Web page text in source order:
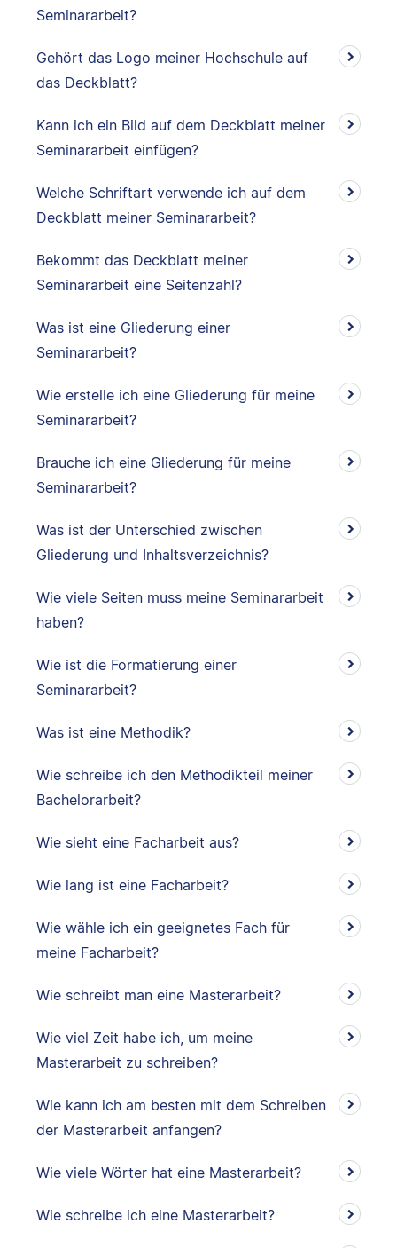
Seminararbeit?
Gehört das Logo meiner Hochschule auf
das Deckblatt?
Kann ich ein Bild auf dem Deckblatt meiner
Seminararbeit einfügen?
Welche Schriftart verwende ich auf dem
Deckblatt meiner Seminararbeit?
Bekommt das Deckblatt meiner
Seminararbeit eine Seitenzahl?
Was ist eine Gliederung einer
Seminararbeit?
Wie erstelle ich eine Gliederung für meine
Seminararbeit?
Brauche ich eine Gliederung für meine
Seminararbeit?
Was ist der Unterschied zwischen
Gliederung und Inhaltsverzeichnis?
Wie viele Seiten muss meine Seminararbeit
haben?
Wie ist die Formatierung einer
Seminararbeit?
Was ist eine Methodik?
Wie schreibe ich den Methodikteil meiner
Bachelorarbeit?
Wie sieht eine Facharbeit aus?
Wie lang ist eine Facharbeit?
Wie wähle ich ein geeignetes Fach für
meine Facharbeit?
Wie schreibt man eine Masterarbeit?
Wie viel Zeit habe ich, um meine
Masterarbeit zu schreiben?
Wie kann ich am besten mit dem Schreiben
der Masterarbeit anfangen?
Wie viele Wörter hat eine Masterarbeit?
Wie schreibe ich eine Masterarbeit?